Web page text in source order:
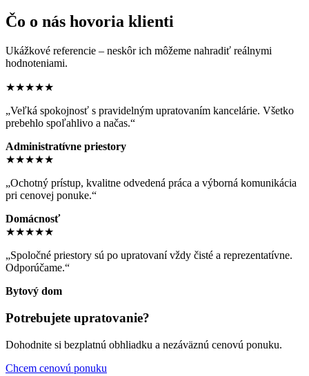
Čo o nás hovoria klienti
Ukážkové referencie – neskôr ich môžeme nahradiť reálnymi
hodnoteniami.
★★★★★
„Veľká spokojnosť s pravidelným upratovaním kancelárie. Všetko
prebehlo spoľahlivo a načas.“
Administratívne priestory
★★★★★
„Ochotný prístup, kvalitne odvedená práca a výborná komunikácia
pri cenovej ponuke.“
Domácnosť
★★★★★
„Spoločné priestory sú po upratovaní vždy čisté a reprezentatívne.
Odporúčame.“
Bytový dom
Potrebujete upratovanie?
Dohodnite si bezplatnú obhliadku a nezáväznú cenovú ponuku.
Chcem cenovú ponuku